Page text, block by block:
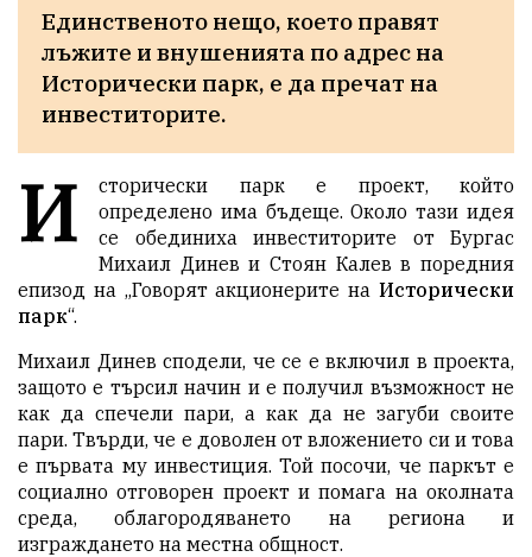
Eдинственото нещо, което правят
лъжите и внушенията по адрес на
Исторически парк, е да пречат на
инвеститорите.
И
сторически парк е проект, който
определено има бъдеще. Около тази идея
се обединиха инвеститорите от Бургас
Михаил Динев и Стоян Калев в поредния
епизод на „Говорят акционерите на Исторически
парк“.
Михаил Динев сподели, че се е включил в проекта,
защото е търсил начин и е получил възможност не
как да спечели пари, а как да не загуби своите
пари. Твърди, че е доволен от вложението си и това
е първата му инвестиция. Той посочи, че паркът е
социално отговорен проект и помага на околната
среда, облагородяването на региона и
изграждането на местна общност.